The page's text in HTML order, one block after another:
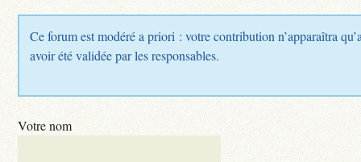
Ce forum est modéré a priori : votre contribution n’apparaîtra
avoir été validée par les responsables.
Votre nom